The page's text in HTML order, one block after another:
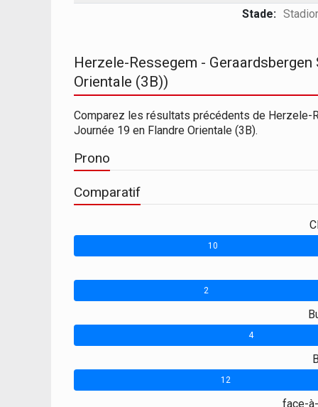
Stade:
Herzele-Ressegem -
Orientale (3B))
Comparez les résultats précédents de Herzele-
Journée 19 en Flandre Orientale (3B).
Prono
Comparatif
10
2
4
12
face-